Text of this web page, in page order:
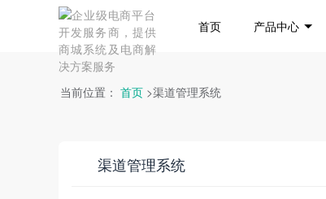
首页 产品中心
当前位置： 首页 >渠道管理系统
渠道管理系统